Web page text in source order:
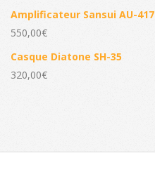
Amplificateur Sansui AU-417
550,00€
Casque Diatone SH-35
320,00€